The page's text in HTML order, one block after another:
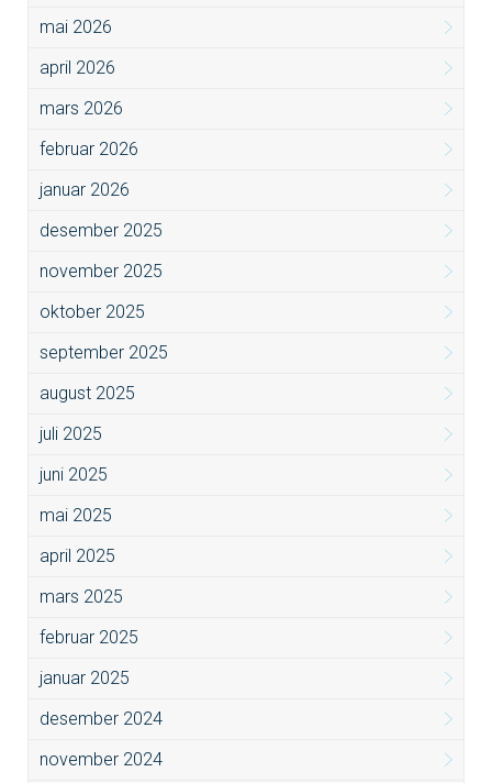
mai 2026
april 2026
mars 2026
februar 2026
januar 2026
desember 2025
november 2025
oktober 2025
september 2025
august 2025
juli 2025
juni 2025
mai 2025
april 2025
mars 2025
februar 2025
januar 2025
desember 2024
november 2024